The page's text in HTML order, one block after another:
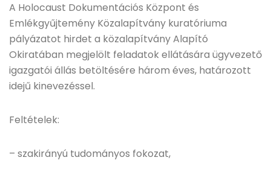
A Holocaust Dokumentációs Központ és
Emlékgyűjtemény Közalapítvány kuratóriuma
pályázatot hirdet a közalapítvány Alapító
Okiratában megjelölt feladatok ellátására ügyvezető
igazgatói állás betöltésére három éves, határozott
idejű kinevezéssel.
Feltételek:
– szakirányú tudományos fokozat,